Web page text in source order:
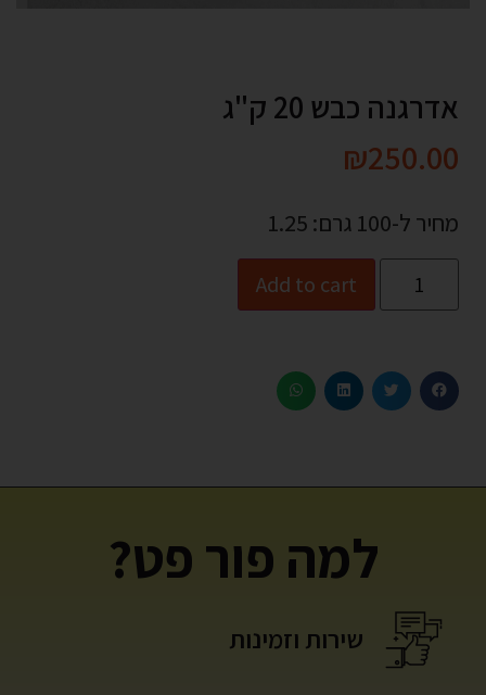
אדרגנה כבש 20 ק"ג
₪250.00
מחיר ל-100 גרם: 1.25
Add to cart
למה פור פט?
שירות וזמינות